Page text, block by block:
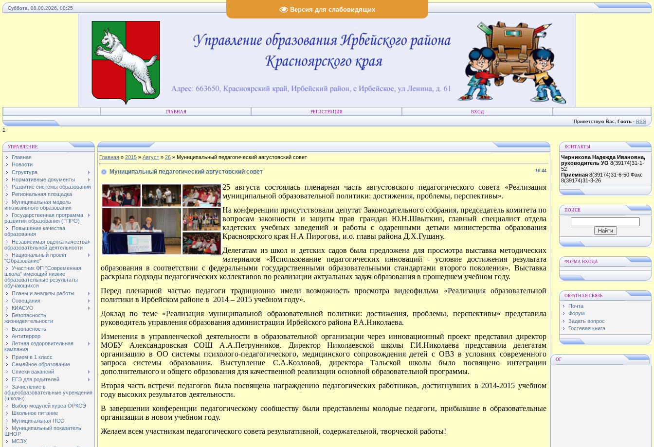
Версия для слабовидящих
Суббота, 08.08.2026, 00:25
ГЛАВНАЯ РЕГИСТРАЦИЯ ВХОД
Приветствую Вас Гость · RSS
3
УПРАВЛЕНИЕ
Главная
Новости
Структура
Нормативные документы
Развитие системы образования
Региональная площадка
Муниципальная модель
инклюзивного образования
Государственная программа
развития образования (ГПРО)
Повышение качества
образования
Независимая оценка качества
образовательной деятельности
Национальный проект
"Образование"
Участник ФП "Современная
школа" имеющий низкие
образовательные результаты
обучающихся
Планы и анализы работы
Совещания
КИАСУО
Безопасность
жизнидеятельности
Безопасность
Антитеррор
Летняя оздоровительная
кампания
Прием в 1 класс
Семейное образование
Списки вакансий
ЕГЭ для родителей
Зачисление в
общеобразовательные учреждения
(школы)
Выбор модулей курса ОРКСЭ
Школьное питание
Муниципальная ПСО
Муниципальный показатель
ШНОР
МСЗУ
Главная » 2015 » Август » 26 » Муниципальный педагогический августовский совет
16:44
Муниципальный педагогический августовский совет
25 августа состоялась пленарная часть августовского педагогического совета «Реализация
муниципальной образовательной политики: достижения, проблемы, перспективы».
На конференции присутствовали депутат Законодательного собрания, председатель комитета по
вопросам законности и защиты прав граждан Ю.Н.Швыткин, главный специалист отдела
кадетских учебных заведений и работы с одаренными детьми министерства образования
Красноярского края Н.А Пирогова, и.о. главы района Д.Х.Гушану.
Делегатам из школ и детских садов была предложена для просмотра выставка методических
материалов «Использование педагогических инноваций - условие достижения результата
образования в соответствии с федеральными государственными образовательными стандартами второго поколения». Выставка
раскрыла подходы педагогических коллективов по реализации актуальных задач образования в прошедшем учебном году.
Перед пленарной частью педагоги традиционно имели возможность просмотра видеофильма «Реализация образовательной
политики в Ирбейском районе в 2014 – 2015 учебном году».
Доклад по теме «Реализация муниципальной образовательной политики: достижения, проблемы, перспективы» представила
руководитель управления образования администрации Ирбейского района Р.А.Николаева.
Изменения в управленческой деятельности в образовательной организации через инновационный проект представил директор
МОБУ Александровская СОШ А.А.Петрунников. Директор Николаевской школы Г.И.Николаева представила делегатам
организацию в ОО системы психолого-педагогического, медицинского сопровождения детей с ОВЗ в условиях современного
запроса системы образования. Выступление С.А.Козловой, директора Тальской школы было посвящено интеграции
дополнительного и общего образования для качественной реализации основной образовательной программы.
Вторая часть встречи педагогов была посвящена награждению педагогических работников, достигнувших в 2014-2015 учебном
году высоких результатов деятельности.
В завершении конференции педагогическому сообществу были представлены молодые педагоги, прибывшие в образовательные
организации в новом учебном году.
Желаем всем участникам педагогического совета результативной, содержательной, творческой работы!
КОНТАКТЫ
Черникова Надежда Ивановна,
руководитель УО 8(39174)31-1-
52
Приемная 8(39174)31-6-50 Факс
8(39174)31-3-26
ПОИСК
ФОРМА ВХОДА
ОБРАТНАЯ СВЯЗЬ
Почта
Форум
Задать вопрос
Гостевая книга
ОГ